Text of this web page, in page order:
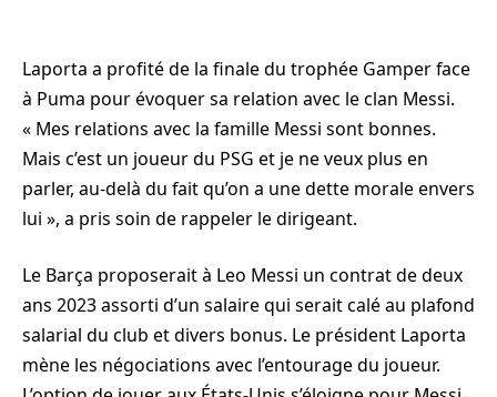
Laporta a profité de la finale du trophée Gamper face
à Puma pour évoquer sa relation avec le clan Messi.
« Mes relations avec la famille Messi sont bonnes.
Mais c’est un joueur du PSG et je ne veux plus en
parler, au-delà du fait qu’on a une dette morale envers
lui », a pris soin de rappeler le dirigeant.
Le Barça proposerait à Leo Messi un contrat de deux
ans 2023 assorti d’un salaire qui serait calé au plafond
salarial du club et divers bonus. Le président Laporta
mène les négociations avec l’entourage du joueur.